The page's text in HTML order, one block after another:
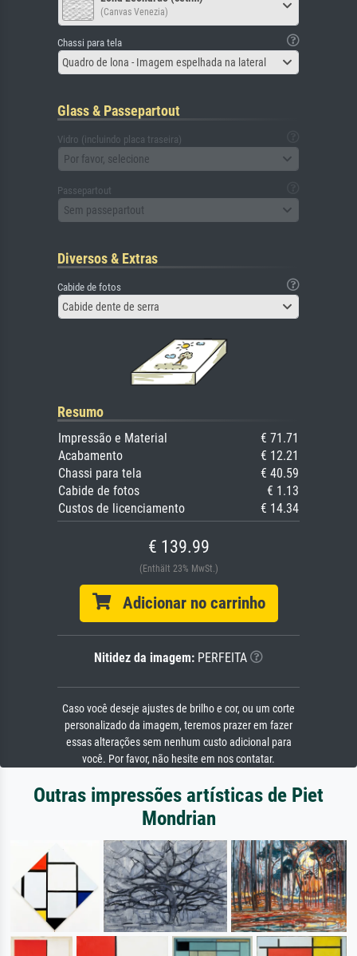
(Canvas Venezia)
Chassi para tela
Quadro de lona - Imagem espelhada na lateral
Glass & Passepartout
Vidro (incluindo placa traseira)
Por favor, selecione
Passepartout
Sem passepartout
Diversos & Extras
Cabide de fotos
Cabide dente de serra
Resumo
Impressão e Material
€ 71.71
Acabamento
€ 12.21
Chassi para tela
€ 40.59
Cabide de fotos
€ 1.13
Custos de licenciamento
€ 14.34
€ 139.99
(Enthält 23% MwSt.)
Adicionar no carrinho
Nitidez da imagem: PERFEITA
Caso você deseje ajustes de brilho e cor, ou um corte
personalizado da imagem, teremos prazer em fazer
essas alterações sem nenhum custo adicional para
você. Por favor, não hesite em nos contatar.
Outras impressões artísticas de Piet
Mondrian